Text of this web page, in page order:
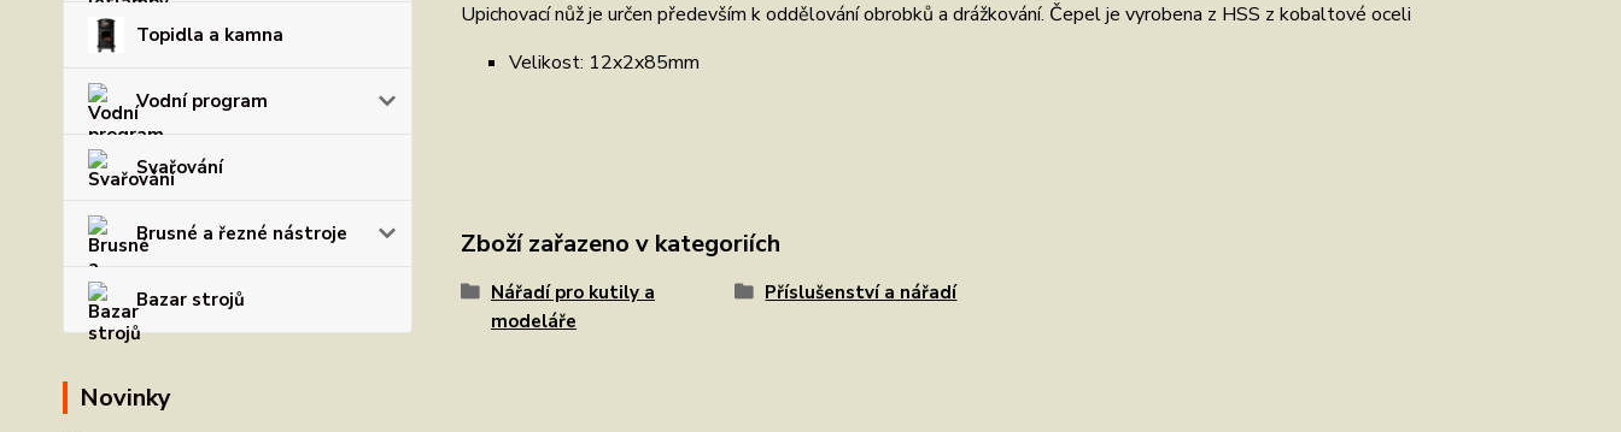
Topidla a kamna
Vodní program
Svařování
Brusné a řezné nástroje
Bazar strojů
Novinky
Upichovací nůž je určen především k oddělování obrobků a drážkování. Čepel je vyrobena z HSS z kobaltové oceli
Velikost: 12x2x85mm
Zboží zařazeno v kategoriích
Nářadí pro kutily a
modeláře
Příslušenství a nářadí